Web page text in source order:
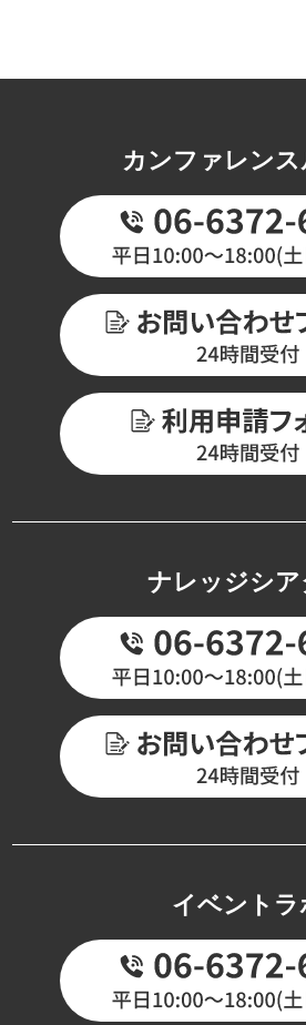
カンファレンス
ナレッジシア
イベントラ